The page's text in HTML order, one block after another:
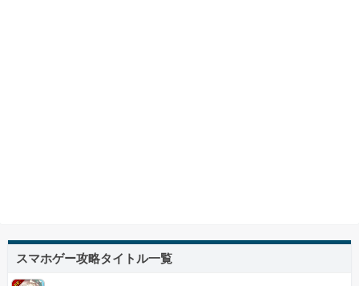
スマホゲー攻略タイトル一覧